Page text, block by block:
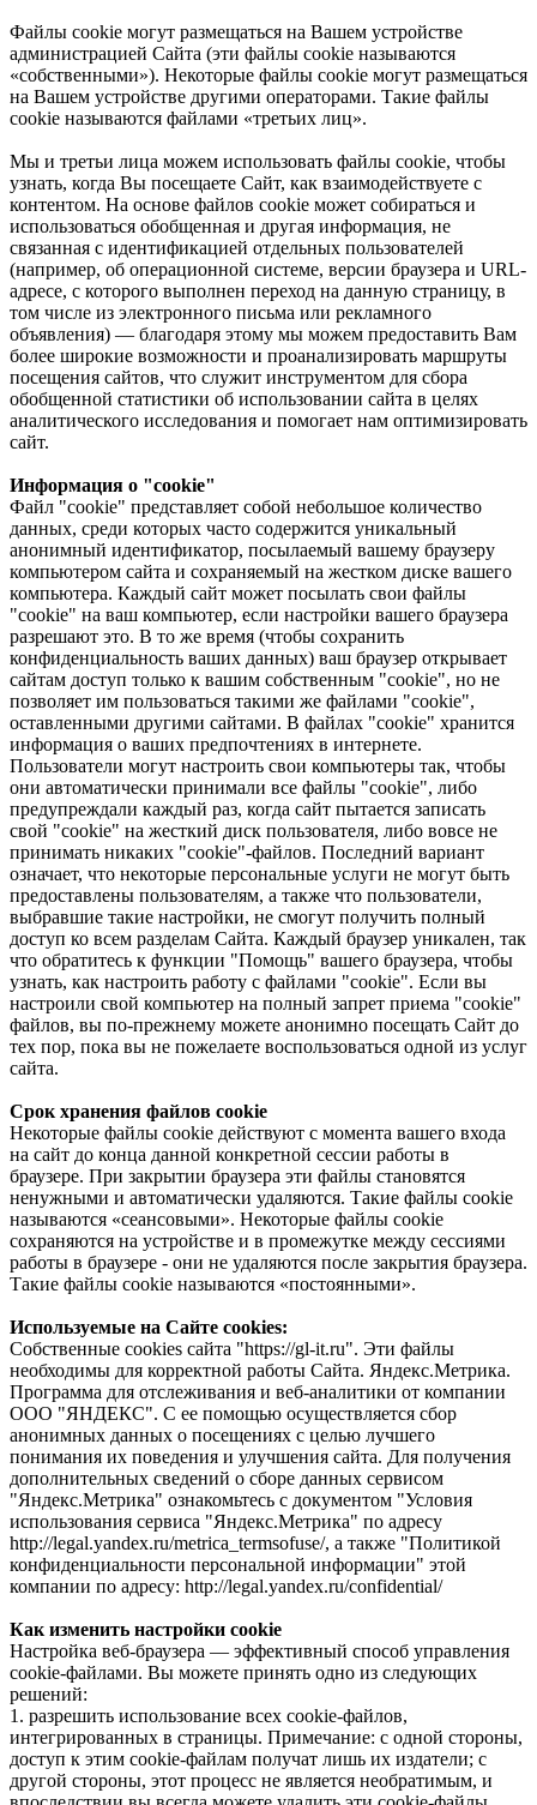
Файлы cookie могут размещаться на Вашем устройстве
администрацией Сайта (эти файлы cookie называются
«собственными»). Некоторые файлы cookie могут размещаться
на Вашем устройстве другими операторами. Такие файлы
cookie называются файлами «третьих лиц».
Мы и третьи лица можем использовать файлы cookie, чтобы
узнать, когда Вы посещаете Сайт, как взаимодействуете c
контентом. На основе файлов cookie может собираться и
использоваться обобщенная и другая информация, не
связанная с идентификацией отдельных пользователей
(например, об операционной системе, версии браузера и URL-
адресе, с которого выполнен переход на данную страницу, в
том числе из электронного письма или рекламного
объявления) — благодаря этому мы можем предоставить Вам
более широкие возможности и проанализировать маршруты
посещения сайтов, что служит инструментом для сбора
обобщенной статистики об использовании сайта в целях
аналитического исследования и помогает нам оптимизировать
сайт.
Информация о "cookie"
Файл "cookie" представляет собой небольшое количество
данных, среди которых часто содержится уникальный
анонимный идентификатор, посылаемый вашему браузеру
компьютером сайта и сохраняемый на жестком диске вашего
компьютера. Каждый сайт может посылать свои файлы
"cookie" на ваш компьютер, если настройки вашего браузера
разрешают это. В то же время (чтобы сохранить
конфиденциальность ваших данных) ваш браузер открывает
сайтам доступ только к вашим собственным "cookie", но не
позволяет им пользоваться такими же файлами "cookie",
оставленными другими сайтами. В файлах "cookie" хранится
информация о ваших предпочтениях в интернете.
Пользователи могут настроить свои компьютеры так, чтобы
они автоматически принимали все файлы "cookie", либо
предупреждали каждый раз, когда сайт пытается записать
свой "cookie" на жесткий диск пользователя, либо вовсе не
принимать никаких "cookie"-файлов. Последний вариант
означает, что некоторые персональные услуги не могут быть
предоставлены пользователям, а также что пользователи,
выбравшие такие настройки, не смогут получить полный
доступ ко всем разделам Сайта. Каждый браузер уникален, так
что обратитесь к функции "Помощь" вашего браузера, чтобы
узнать, как настроить работу с файлами "cookie". Если вы
настроили свой компьютер на полный запрет приема "cookie"
файлов, вы по-прежнему можете анонимно посещать Сайт до
тех пор, пока вы не пожелаете воспользоваться одной из услуг
сайта.
Срок хранения файлов cookie
Некоторые файлы cookie действуют с момента вашего входа
на сайт до конца данной конкретной сессии работы в
браузере. При закрытии браузера эти файлы становятся
ненужными и автоматически удаляются. Такие файлы cookie
называются «сеансовыми». Некоторые файлы cookie
сохраняются на устройстве и в промежутке между сессиями
работы в браузере - они не удаляются после закрытия браузера.
Такие файлы cookie называются «постоянными».
Используемые на Сайте cookies:
Собственные cookies сайта "https://gl-it.ru". Эти файлы
необходимы для корректной работы Сайта. Яндекс.Метрика.
Программа для отслеживания и веб-аналитики от компании
ООО "ЯНДЕКС". С ее помощью осуществляется сбор
анонимных данных о посещениях с целью лучшего
понимания их поведения и улучшения сайта. Для получения
дополнительных сведений о сборе данных сервисом
"Яндекс.Метрика" ознакомьтесь с документом "Условия
использования сервиса "Яндекс.Метрика" по адресу
http://legal.yandex.ru/metrica_termsofuse/, а также "Политикой
конфиденциальности персональной информации" этой
компании по адресу: http://legal.yandex.ru/confidential/
Как изменить настройки cookie
Настройка веб-браузера — эффективный способ управления
cookie-файлами. Вы можете принять одно из следующих
решений:
1. разрешить использование всех cookie-файлов,
интегрированных в страницы. Примечание: с одной стороны,
доступ к этим cookie-файлам получат лишь их издатели; с
другой стороны, этот процесс не является необратимым, и